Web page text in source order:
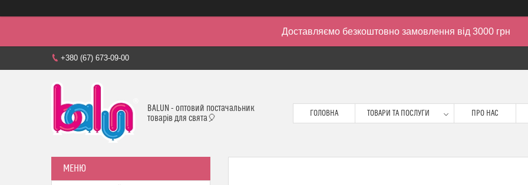
Доставляємо безкоштовно замовлення від 3000 грн
+380 (67) 673-09-00
BALUN - оптовий постачальник
товарів для свята🎈
ГОЛОВНА ТОВАРИ ТА ПОСЛУГИ ПРО НАС